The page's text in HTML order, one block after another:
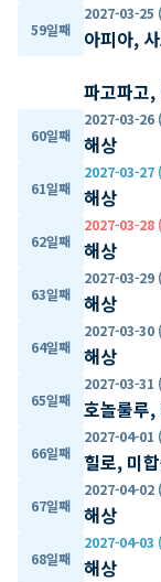
59일째
2027-03-25
아피아,
파고파고,
60일째
2027-03-26
해상
61일째
2027-03-27
해상
62일째
2027-03-28
해상
63일째
2027-03-29
해상
64일째
2027-03-30
해상
65일째
2027-03-31
호놀룰루,
66일째
2027-04-01
힐로, 미
67일째
2027-04-02
해상
68일째
2027-04-03
해상